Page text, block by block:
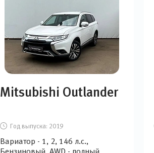
Mitsubishi Outlander
Год выпуска: 2019
Вариатор - 1, 2, 146 л.с.,
Бензиновый, AWD - полный